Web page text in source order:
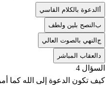
الدعوة بالكلام القاسي
بالنصح بلين ولطف
جالنهي بالصوت العالي
العقاب المباشر
السؤال 4
كيف تكون الدعوة إلى الله كما